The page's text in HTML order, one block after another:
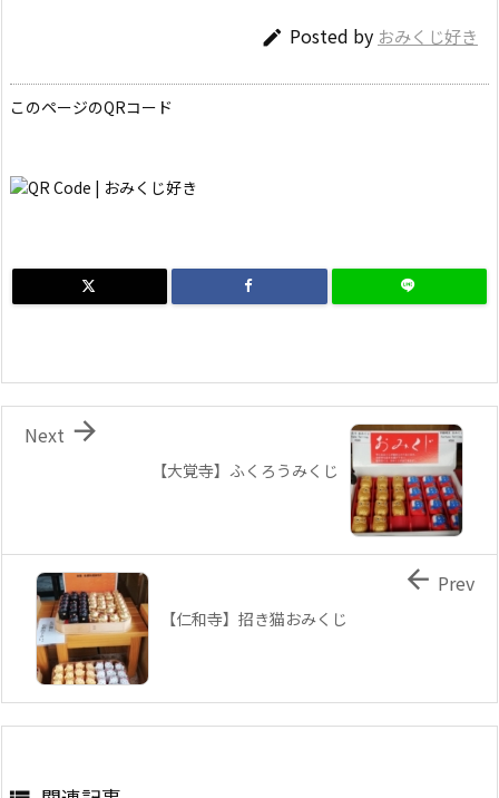
 Posted by おみくじ好き
このページのQRコード
【大覚寺】ふくろうみくじ

Next
【仁和寺】招き猫おみくじ
 Prev